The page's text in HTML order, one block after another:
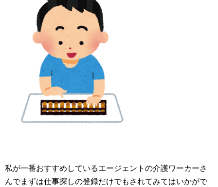
私が一番おすすめしているエージェントの介護ワーカーさ
んでまずは仕事探しの登録だけでもされてみてはいかがで